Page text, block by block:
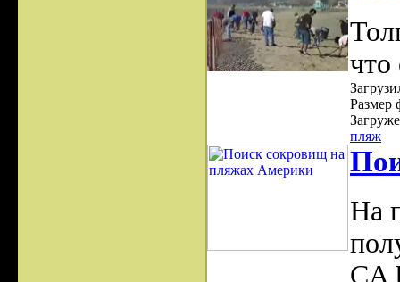
Размер
пляж
На
CA